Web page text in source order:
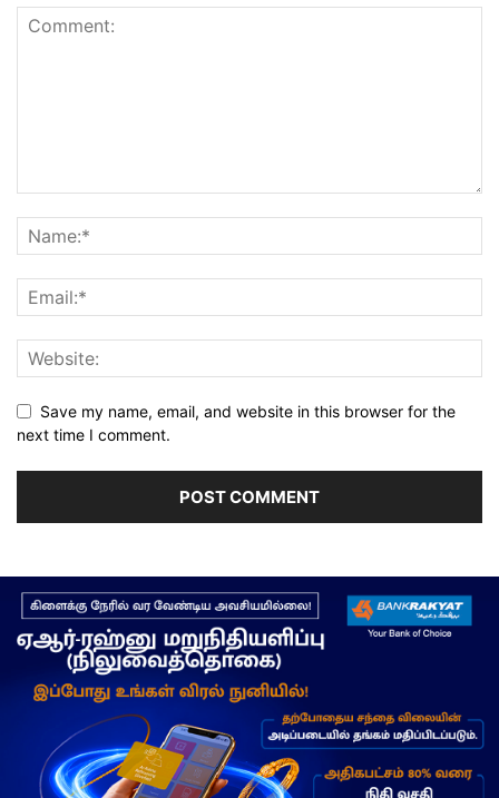
Save my name, email, and website in this browser for the
next time I comment.